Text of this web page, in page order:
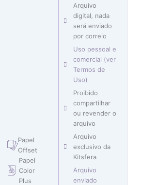
Papel
Offset
Papel
Color
Plus
Arquivo
digital, nada
será enviado
por correio
Uso pessoal e
comercial (ver
Termos de
Uso)
Proibido
compartilhar
ou revender o
arquivo
Arquivo
exclusivo da
Kitsfera
Arquivo
enviado